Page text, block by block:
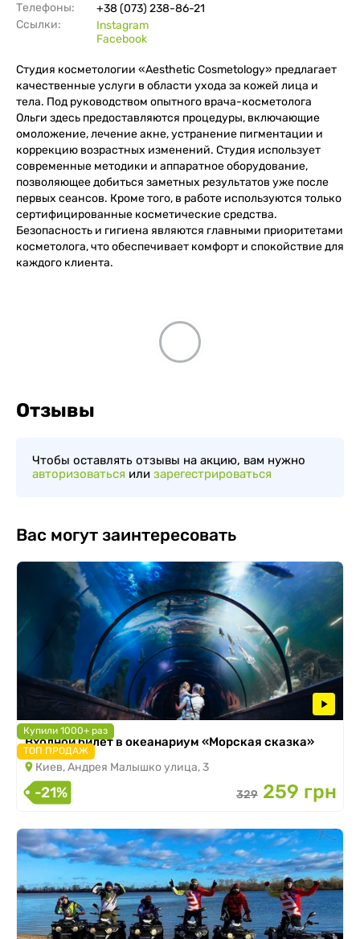
Телефоны:
+38 (073) 238-86-21
Ссылки:
Instagram
Facebook
Студия косметологии «Aesthetic Cosmetology» предлагает
качественные услуги в области ухода за кожей лица и
тела. Под руководством опытного врача-косметолога
Ольги здесь предоставляются процедуры, включающие
омоложение, лечение акне, устранение пигментации и
коррекцию возрастных изменений. Студия использует
современные методики и аппаратное оборудование,
позволяющее добиться заметных результатов уже после
первых сеансов. Кроме того, в работе используются только
сертифицированные косметические средства.
Безопасность и гигиена являются главными приоритетами
косметолога, что обеспечивает комфорт и спокойствие для
каждого клиента.
Отзывы
Чтобы оставлять отзывы на акцию, вам нужно
авторизоваться или зарегестрироваться
Вас могут заинтересовать
Купили 1000+ раз
ТОП ПРОДАЖ
Входной билет в океанариум «Морская сказка»
Киев, Андрея Малышко улица, 3
-21% 329 259 грн